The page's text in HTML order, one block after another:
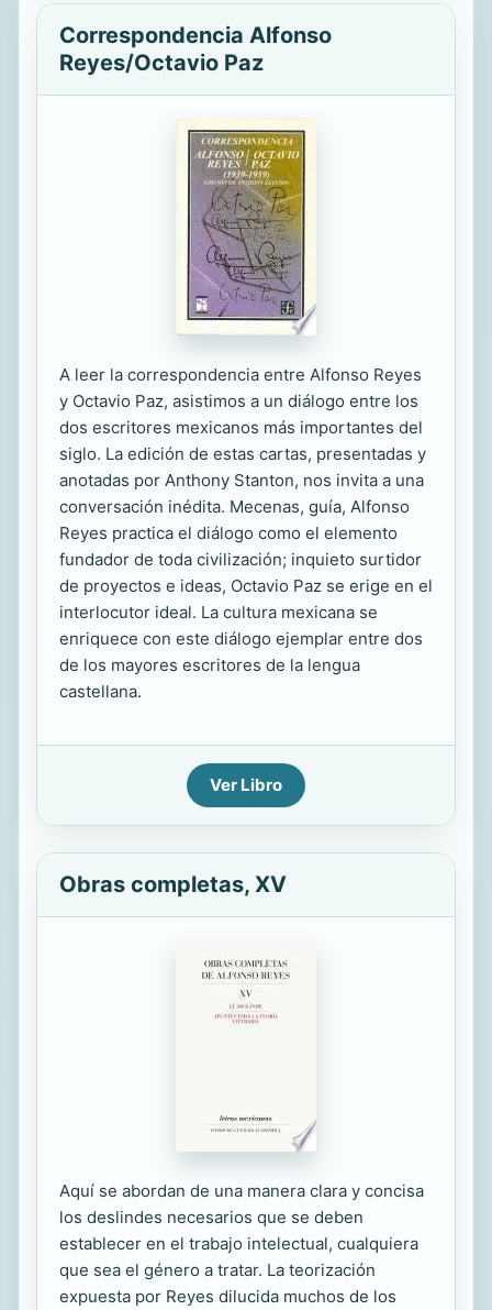
Correspondencia Alfonso
Reyes/Octavio Paz
A leer la correspondencia entre Alfonso Reyes
y Octavio Paz, asistimos a un diálogo entre los
dos escritores mexicanos más importantes del
siglo. La edición de estas cartas, presentadas y
anotadas por Anthony Stanton, nos invita a una
conversación inédita. Mecenas, guía, Alfonso
Reyes practica el diálogo como el elemento
fundador de toda civilización; inquieto surtidor
de proyectos e ideas, Octavio Paz se erige en el
interlocutor ideal. La cultura mexicana se
enriquece con este diálogo ejemplar entre dos
de los mayores escritores de la lengua
castellana.
Ver Libro
Obras completas, XV
Aquí se abordan de una manera clara y concisa
los deslindes necesarios que se deben
establecer en el trabajo intelectual, cualquiera
que sea el género a tratar. La teorización
expuesta por Reyes dilucida muchos de los